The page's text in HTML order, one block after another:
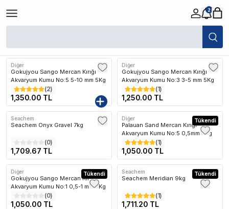
2
/ Akvaryum Mercan Kumları
Diğer
Gokujyou Sango Mercan Kırığı
Akvaryum Kumu No:5 5-10 mm 5Kg
(2)
1,350.00 TL
Diğer
Gokujyou Sango Mercan Kırığı
Akvaryum Kumu No:3 3-5 mm 5Kg
(1)
1,250.00 TL
Kargo Bedava
Seachem
Seachem Onyx Gravel 7kg
(0)
1,709.67 TL
Tükendi
Diğer
Palauan Sand Mercan Kırığı
Akvaryum Kumu No:5 0,5mm 5Kg
(1)
1,050.00 TL
Tükendi
Diğer
Gokujyou Sango Mercan Kırığı
Akvaryum Kumu No:1 0,5-1 mm 5Kg
(0)
1,050.00 TL
Kargo Bedava Tükendi
Seachem
Seachem Meridian 9kg
(1)
1,711.20 TL